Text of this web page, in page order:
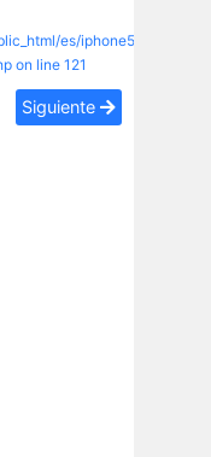
es/iphone5s/wp-
on line 121
Siguiente